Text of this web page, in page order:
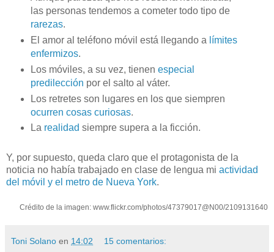
las personas tendemos a cometer todo tipo de
rarezas.
El amor al teléfono móvil está llegando a límites
enfermizos.
Los móviles, a su vez, tienen especial
predilección por el salto al váter.
Los retretes son lugares en los que siempren
ocurren cosas curiosas.
Larealidad siempre supera a la ficción.
Y, por supuesto, queda claro que el protagonista de la
noticia no había trabajado en clase de lengua mi actividad
del móvil y el metro de Nueva York.
Crédito de la imagen: www.flickr.com/photos/47379017@N00/2109131640
Toni Solano en 14:02 15 comentarios: